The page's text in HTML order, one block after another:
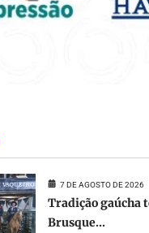
7 DE AGOSTO DE 2026
Tradição gaúcha
Brusque...